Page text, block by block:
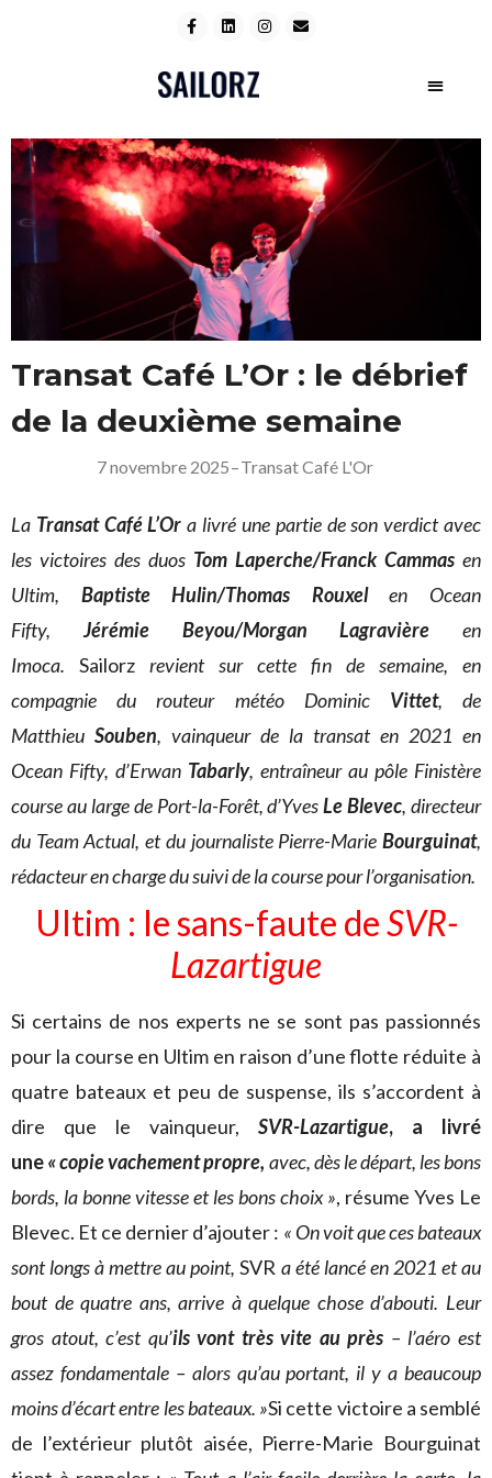
Transat Café L’Or : le débrief
de la deuxième semaine
7 novembre 2025–Transat Café L'Or
La Transat Café L’Or a livré une partie de son verdict avec
les victoires des duos Tom Laperche/Franck Cammas en
Ultim, Baptiste Hulin/Thomas Rouxelen Ocean
Fifty, Jérémie Beyou/Morgan Lagravière en
Imoca. Sailorz revient sur cette fin de semaine, en
compagnie du routeur météo Dominic Vittet, de
Matthieu Souben, vainqueur de la transat en 2021 en
Ocean Fifty, d’Erwan Tabarly, entraîneur au pôle Finistère
course au large de Port-la-Forêt, d’YvesLe Blevec, directeur
du Team Actual, et du journaliste Pierre-Marie Bourguinat,
rédacteur en charge du suivi de la course pour l’organisation.
Ultim : le sans-faute deSVR-
Lazartigue
Si certains de nos experts ne se sont pas passionnés
pour la course en Ultim en raison d’une flotte réduite à
quatre bateaux et peu de suspense, ils s’accordent à
dire que le vainqueur, SVR-Lazartigue, a livré
une« copie vachement propre, avec, dès le départ, les bons
bords, la bonne vitesse et les bons choix », résume Yves Le
Blevec. Et ce dernier d’ajouter : « On voit que ces bateaux
sont longs à mettre au point,SVR a été lancé en 2021 et au
bout de quatre ans, arrive à quelque chose d’abouti. Leur
gros atout, c’est qu’ils vont très vite au près – l’aéro est
assez fondamentale – alors qu’au portant, il y a beaucoup
moins d’écart entre les bateaux. »Si cette victoire a semblé
de l’extérieur plutôt aisée, Pierre-Marie Bourguinat